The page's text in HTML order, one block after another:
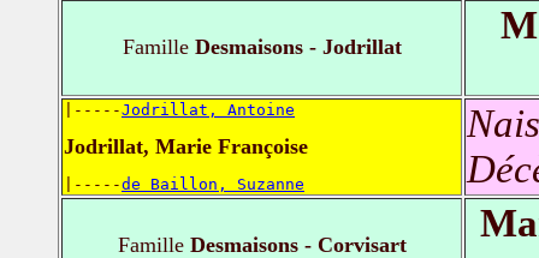
FamilleDesmaisons - Jodrillat
|-----Jodrillat, Antoine
Jodrillat, Marie Françoise
|-----de Baillon, Suzanne
FamilleDesmaisons - Corvisart